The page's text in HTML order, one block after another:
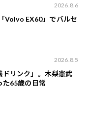
2026.8.6
Volvo EX60」でバルセ
2026.8.5
ドリンク」。木梨憲武
た65歳の日常